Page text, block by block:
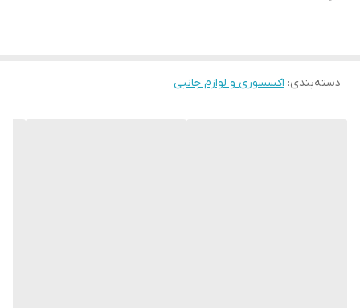
دسته‌بندی: اکسسوری و لوازم جانبی